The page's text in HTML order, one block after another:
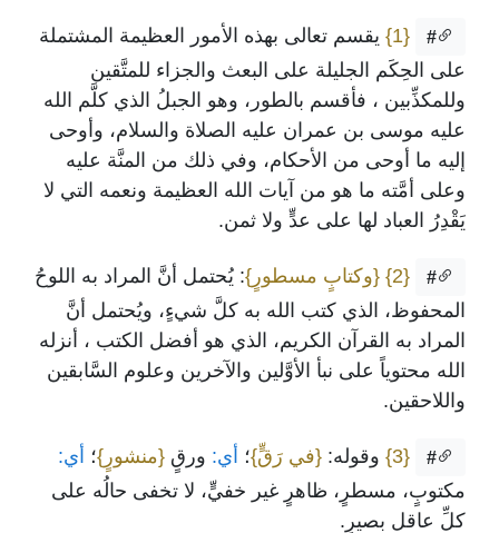
#
{1}
يقسم تعالى بهذه الأمور العظيمة المشتملة
على الحِكَم الجليلة على البعث والجزاء للمتَّقين
وللمكذِّبين ، فأقسم بالطور، وهو الجبلُ الذي كلَّم الله
عليه موسى بن عمران عليه الصلاة والسلام، وأوحى
إليه ما أوحى من الأحكام، وفي ذلك من المنَّة عليه
وعلى أمَّته ما هو من آيات الله العظيمة ونعمه التي لا
يَقْدِرُ العباد لها على عدٍّ ولا ثمن.
#
{2} {وكتابٍ مسطورٍ}: يُحتمل أنَّ المراد به اللوحُ
المحفوظ، الذي كتب الله به كلَّ شيءٍ، ويُحتمل أنَّ
المراد به القرآن الكريم، الذي هو أفضل الكتب ، أنزله
الله محتوياً على نبأ الأوَّلين والآخرين وعلوم السَّابقين
واللاحقين.
#
{3} وقوله: {في رَقٍّ}؛ أي: ورقٍ {منشورٍ}؛ أي:
مكتوبٍ، مسطرٍ، ظاهرٍ غير خفيٍّ، لا تخفى حالُه على
كلِّ عاقل بصيرٍ.